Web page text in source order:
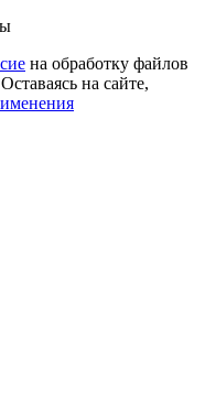
на обработку файлов
на сайте,